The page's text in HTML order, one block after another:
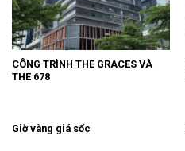
CÔNG TRÌNH THE GRACES VÀ
THE 678
Giờ vàng giá sốc